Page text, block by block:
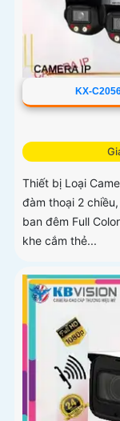
KX-
Thiết bị Loại
đàm thoại 2
ban đêm Full
khe cắm thẻ...